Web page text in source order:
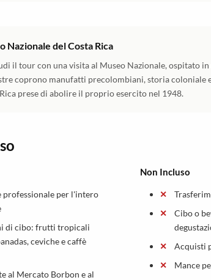
Nazionale del Costa Rica
il tour con una visita al Museo Nazionale, ospitato
coprono manufatti precolombiani, storia coloniale
prese di abolire il proprio esercito nel 1948.
professionale per l'intero
di cibo: frutti tropicali
ceviche e caffè
al Mercato Borbon e al
Non Incluso
Cibo o
Acquisti
Mance